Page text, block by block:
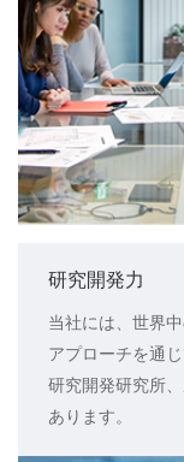
研究開発力
当社には、世界
アプローチを通
研究開発研究所
あります。